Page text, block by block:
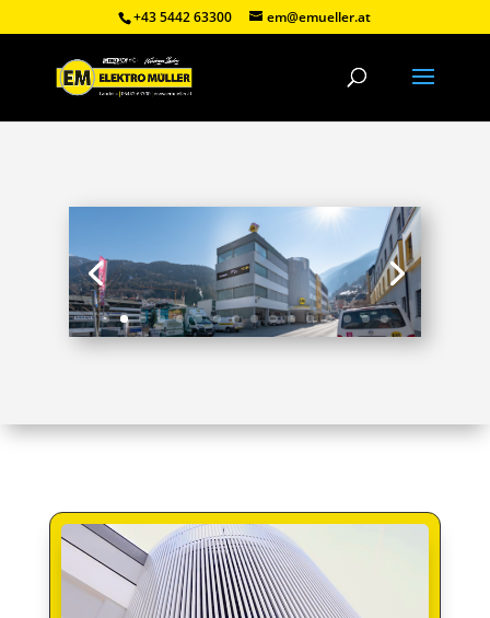
+43 5442 63300 em@emueller.at